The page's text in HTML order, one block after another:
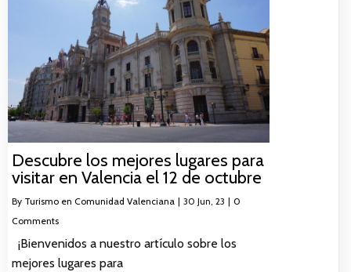
Descubre los mejores lugares para
visitar en Valencia el 12 de octubre
By Turismo en Comunidad Valenciana | 30 Jun, 23 | 0
Comments
¡Bienvenidos a nuestro artículo sobre los
mejores lugares para